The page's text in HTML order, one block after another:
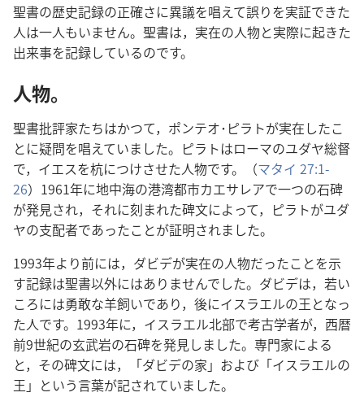
聖書の歴史記録の正確さに異議を唱えて誤りを実証できた
人は一人もいません。聖書は，実在の人物と実際に起きた
出来事を記録しているのです。
人物。
聖書批評家たちはかつて，ポンテオ･ピラトが実在したこ
とに疑問を唱えていました。ピラトはローマのユダヤ総督
で，イエスを杭につけさせた人物です。（マタイ 27:1-
26）1961年に地中海の港湾都市カエサレアで一つの石碑
が発見され，それに刻まれた碑文によって，ピラトがユダ
ヤの支配者であったことが証明されました。
1993年より前には，ダビデが実在の人物だったことを示
す記録は聖書以外にはありませんでした。ダビデは，若い
ころには勇敢な羊飼いであり，後にイスラエルの王となっ
た人です。1993年に，イスラエル北部で考古学者が，西暦
前9世紀の玄武岩の石碑を発見しました。専門家による
と，その碑文には，「ダビデの家」および「イスラエルの
王」という言葉が記されていました。